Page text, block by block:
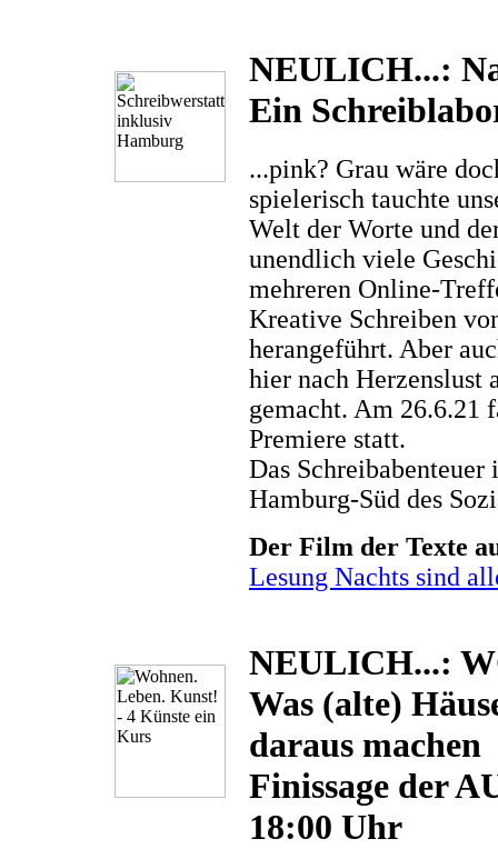
NEULICH...:
Ein
...pink? Grau wäre
spielerisch tauchte
Welt der Worte und
unendlich viele
mehreren Online-
Kreative Schreiben
herangeführt. Aber
hier nach Herzenslust
gemacht. Am 26.6.21
Premiere statt.
Das
Hamburg-Süd des
Der Film der Texte
Lesung Nachts sind
NEULICH...:
Was (alte)
daraus machen
Finissage der
18:00 Uhr